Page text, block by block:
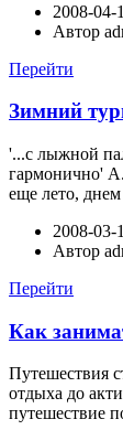
2008-04-
Автор
Перейти
Зимний
'...с лыжной
гармонично'
еще лето,
2008-03-
Автор
Перейти
Как
Путешествия
отдыха до
путешествие